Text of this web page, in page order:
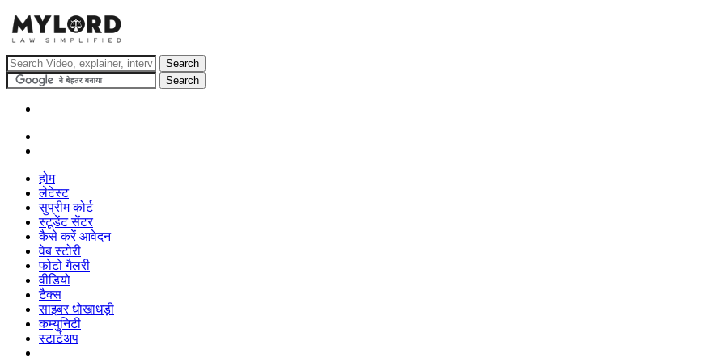
होम
लेटेस्ट
सुप्रीम कोर्ट
स्टूडेंट सेंटर
कैसे करें आवेदन
वेब स्टोरी
फोटो गैलरी
वीडियो
टैक्स
साइबर धोखाधड़ी
कम्युनिटी
स्टार्टअप